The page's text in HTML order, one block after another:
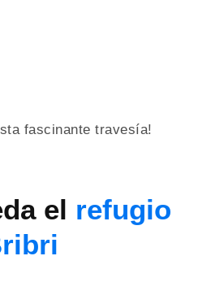
fascinante travesía!
el refugio